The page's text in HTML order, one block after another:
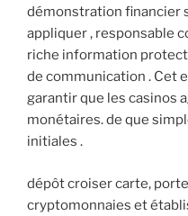
démonstration financier
appliquer , responsable
riche information
de communication . Cet
garantir que les casinos
monétaires. de que
initiales .
dépôt croiser carte,
cryptomonnaies et